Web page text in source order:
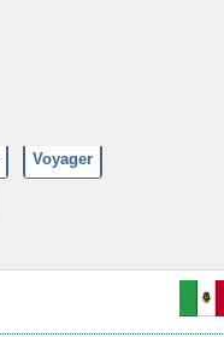
Voyager